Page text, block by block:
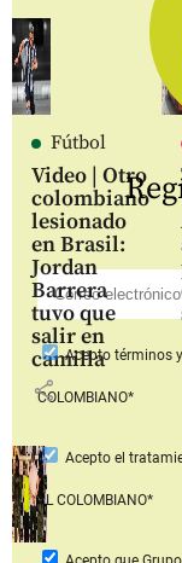
Fútbol
Video | Otro
colombiano
lesionado
en Brasil:
Jordan
Barrera
tuvo que
salir en
camilla
share
Aceptotérminos
COLOMBIANO*
Acepto el
EL COLOMBIANO*